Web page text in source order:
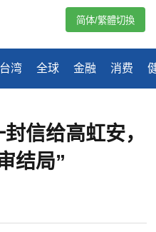
台湾 全球 金融 消费
简体/繁體切換
信给高虹安，
结局”